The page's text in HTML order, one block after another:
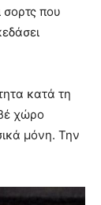
που
κατά τη
χώρο
μόνη. Την